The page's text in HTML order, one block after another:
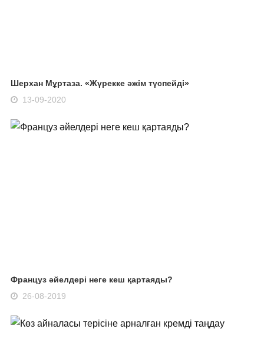
Шерхан Мұртаза. «Жүрекке әжім түспейді»
13-09-2020
Француз әйелдері неге кеш қартаяды?
26-08-2019